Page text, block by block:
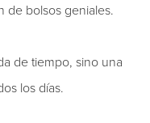
de bolsos geniales.
de tiempo, sino una
los días.